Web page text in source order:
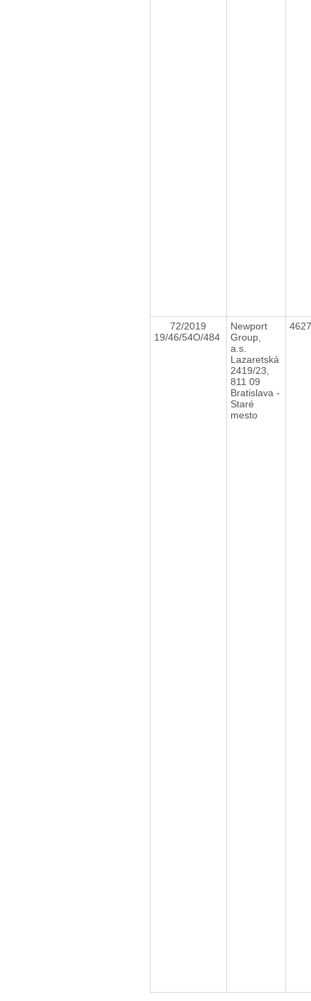
72/2019
19/46/54O/484
Newport
Group,
a.s.
Lazaretská
2419/23,
811 09
Bratislava -
Staré
mesto